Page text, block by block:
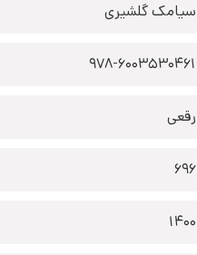
سیامک گلشیری
978-6003530461
رقعی
696
1400